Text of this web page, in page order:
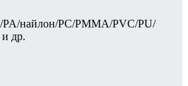
PA/найлон/PC/PMMA/PVC/PU/
др.